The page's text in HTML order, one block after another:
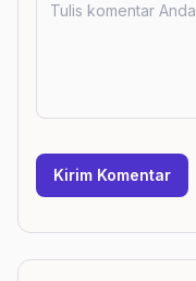
Kirim Komentar